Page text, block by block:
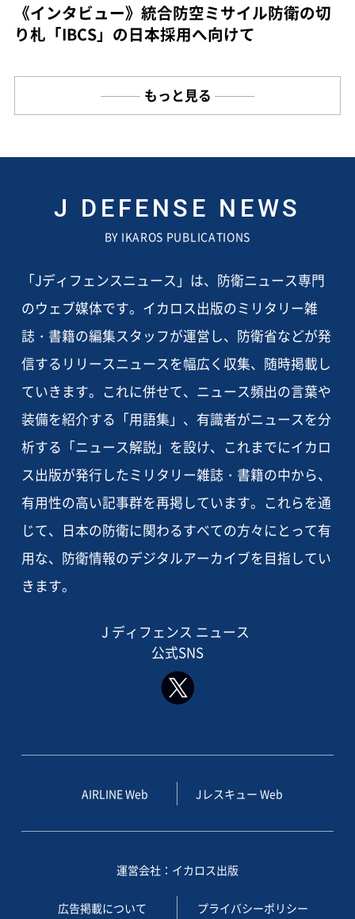
《インタビュー》統合防空ミサイル防衛の切
り札「IBCS」の日本採用へ向けて
もっと見る
J DEFENSE NEWS
BY IKAROS PUBLICATIONS
「Jディフェンスニュース」は、防衛ニュース専門
のウェブ媒体です。イカロス出版のミリタリー雑
誌・書籍の編集スタッフが運営し、防衛省などが発
信するリリースニュースを幅広く収集、随時掲載し
ていきます。これに併せて、ニュース頻出の言葉や
装備を紹介する「用語集」、有識者がニュースを分
析する「ニュース解説」を設け、これまでにイカロ
ス出版が発行したミリタリー雑誌・書籍の中から、
有用性の高い記事群を再掲しています。これらを通
じて、日本の防衛に関わるすべての方々にとって有
用な、防衛情報のデジタルアーカイブを目指してい
きます。
J ディフェンス ニュース
公式SNS
AIRLINE Web Jレスキュー Web
運営会社：イカロス出版
広告掲載について プライバシーポリシー